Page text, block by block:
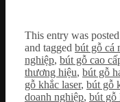
This entry was
and tagged bút gỗ cá
nghiệp, bút gỗ cao
thương hiệu, bút gỗ
gỗ khắc laser, bút gỗ
doanh nghiệp, bút gỗ